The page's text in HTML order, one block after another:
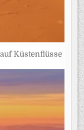
Küstenflüsse